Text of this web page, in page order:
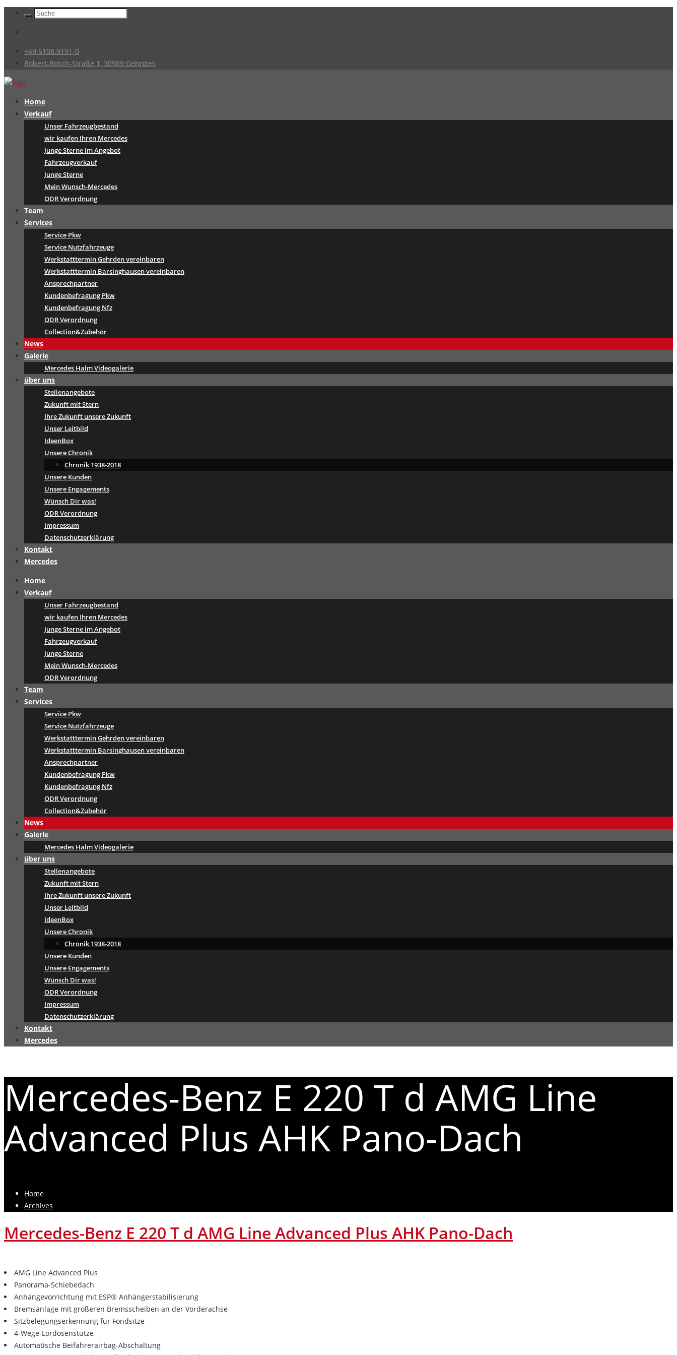
+49.5108.9191-0
Robert-Bosch-Straße 1, 30989 Gehrden
Home
Verkauf
Unser Fahrzeugbestand
wir kaufen Ihren Mercedes
Junge Sterne im Angebot
Fahrzeugverkauf
Junge Sterne
Mein Wunsch-Mercedes
ODR Verordnung
Team
Services
Service Pkw
Service Nutzfahrzeuge
Werkstatttermin Gehrden vereinbaren
Werkstatttermin Barsinghausen vereinbaren
Ansprechpartner
Kundenbefragung Pkw
Kundenbefragung Nfz
ODR Verordnung
Collection&Zubehör
News
Galerie
Mercedes Halm Videogalerie
über uns
Stellenangebote
Zukunft mit Stern
Ihre Zukunft unsere Zukunft
Unser Leitbild
IdeenBox
Unsere Chronik
Chronik 1938-2018
Unsere Kunden
Unsere Engagements
Wünsch Dir was!
ODR Verordnung
Impressum
Datenschutzerklärung
Kontakt
Mercedes
Home
Verkauf
Unser Fahrzeugbestand
wir kaufen Ihren Mercedes
Junge Sterne im Angebot
Fahrzeugverkauf
Junge Sterne
Mein Wunsch-Mercedes
ODR Verordnung
Team
Services
Service Pkw
Service Nutzfahrzeuge
Werkstatttermin Gehrden vereinbaren
Werkstatttermin Barsinghausen vereinbaren
Ansprechpartner
Kundenbefragung Pkw
Kundenbefragung Nfz
ODR Verordnung
Collection&Zubehör
News
Galerie
Mercedes Halm Videogalerie
über uns
Stellenangebote
Zukunft mit Stern
Ihre Zukunft unsere Zukunft
Unser Leitbild
IdeenBox
Unsere Chronik
Chronik 1938-2018
Unsere Kunden
Unsere Engagements
Wünsch Dir was!
ODR Verordnung
Impressum
Datenschutzerklärung
Kontakt
Mercedes
Mercedes-Benz E 220 T d AMG Line
Advanced Plus AHK Pano-Dach
Home
Archives
Mercedes-Benz E 220 T d AMG Line Advanced Plus AHK Pano-Dach
AMG Line Advanced Plus
Panorama-Schiebedach
Anhängevorrichtung mit ESP® Anhängerstabilisierung
Bremsanlage mit größeren Bremsscheiben an der Vorderachse
Sitzbelegungserkennung für Fondsitze
4-Wege-Lordosenstütze
Automatische Beifahrerairbag-Abschaltung